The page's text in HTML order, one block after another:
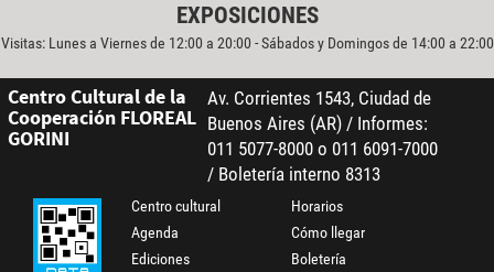
EXPOSICIONES
Visitas: Lunes a Viernes de 12:00 a 20:00 - Sábados y Domingos de 14:00 a 22:00
Centro Cultural de la
Cooperación FLOREAL
GORINI
Av. Corrientes 1543, Ciudad de
Buenos Aires (AR) / Informes:
011 5077-8000 o 011 6091-7000
/ Boletería interno 8313
Centro cultural
Agenda
Ediciones
Horarios
Cómo llegar
Boletería